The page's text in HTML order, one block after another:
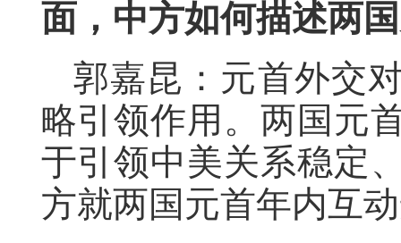
面，中方如何描述两
郭嘉昆：元首外交
略引领作用。两国元
于引领中美关系稳定
方就两国元首年内互